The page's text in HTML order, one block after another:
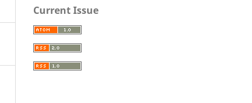
Current Issue